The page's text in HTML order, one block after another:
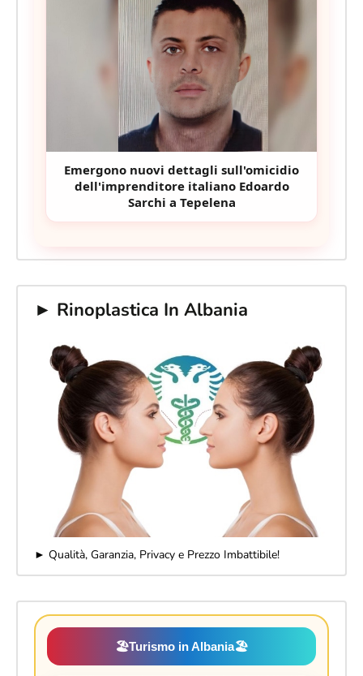
Emergono nuovi dettagli sull'omicidio
dell'imprenditore italiano Edoardo
Sarchi a Tepelena
► Rinoplastica In Albania
► Qualità, Garanzia, Privacy e Prezzo Imbattibile!
🏖️Turismo in Albania🏖️